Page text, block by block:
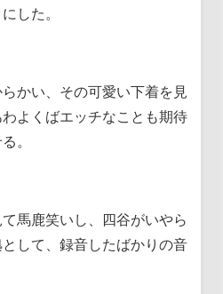
した。
かい、その可愛い下着を見
よくばエッチなことも期待
。
馬鹿笑いし、四谷がいやら
して、録音したばかりの音